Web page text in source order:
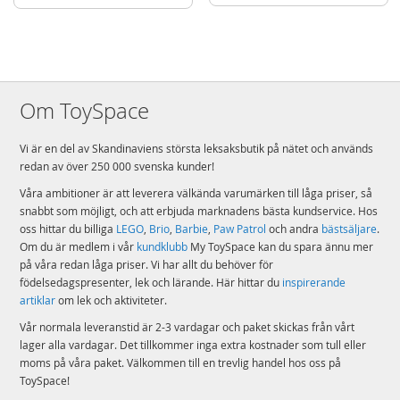
Placera på en jämn och plan yta, på skyddsduken
lager. Mellanskiktet består av ett förstärkt nät i polyester. Det yttre och inre
material och ger användaren ultimat komfort. Placera bubbelpoolen på en
värmeförlusten till marken.
220-240v Intex PureSpa Greywood Deluxe
Intex Intuitive Touch Panel - kontrollpanel
2 nackstöd
1 flerfärgad LED-lampa
1 filterpatron S1
Skyddsmatta
Förvaringspåse
Användarmanual
Om ToySpace
Vi är en del av Skandinaviens största leksaksbutik på nätet och används
redan av över 250 000 svenska kunder!
Våra ambitioner är att leverera välkända varumärken till låga priser, så
snabbt som möjligt, och att erbjuda marknadens bästa kundservice. Hos
oss hittar du billiga LEGO, Brio, Barbie, Paw Patrol och andra bästsäljare.
Om du är medlem i vår kundklubb My ToySpace kan du spara ännu mer
på våra redan låga priser. Vi har allt du behöver för
födelsedagspresenter, lek och lärande. Här hittar du inspirerande
artiklarom lek och aktiviteter.
Vår normala leveranstid är 2-3 vardagar och paket skickas från vårt
lager alla vardagar. Det tillkommer inga extra kostnader som tull eller
moms på våra paket. Välkommen till en trevlig handel hos oss på
ToySpace!